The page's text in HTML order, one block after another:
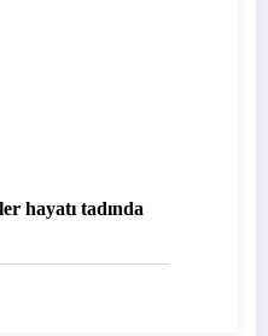
hayatı tadında